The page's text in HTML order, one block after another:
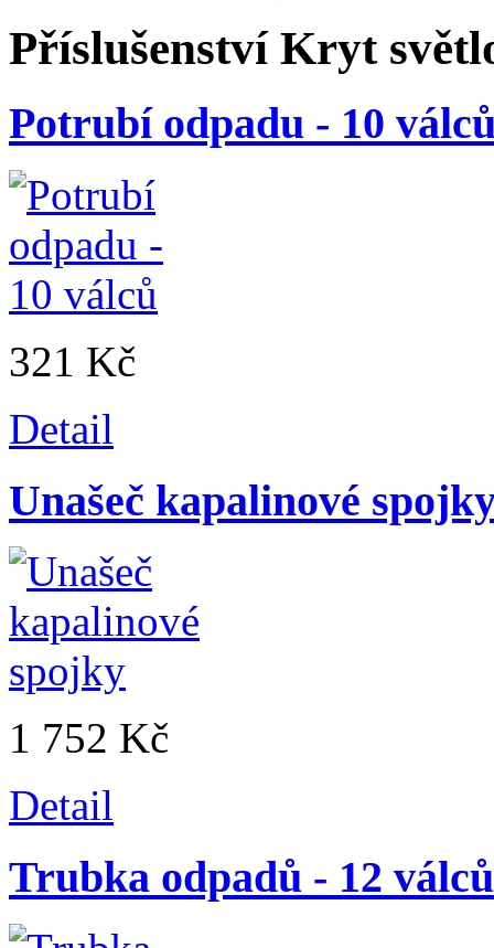
Příslušenství Kryt
Potrubí odpadu - 10
321 Kč
Detail
Unašeč kapalinové
1 752 Kč
Detail
Trubka odpadů - 12 válců